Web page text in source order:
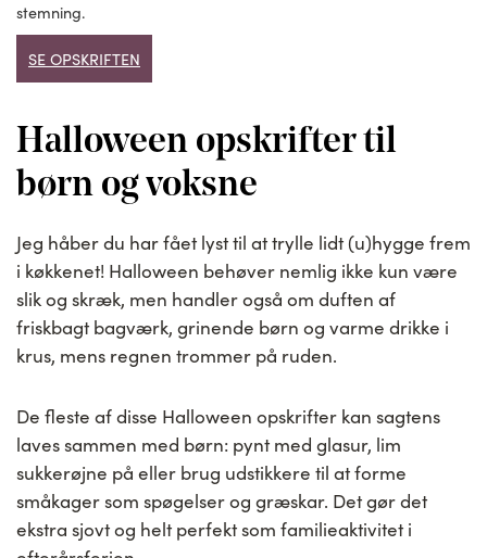
stemning.
SE OPSKRIFTEN
Halloween opskrifter til
børn og voksne
Jeg håber du har fået lyst til at trylle lidt (u)hygge frem
i køkkenet! Halloween behøver nemlig ikke kun være
slik og skræk, men handler også om duften af
friskbagt bagværk, grinende børn og varme drikke i
krus, mens regnen trommer på ruden.
De fleste af disse Halloween opskrifter kan sagtens
laves sammen med børn: pynt med glasur, lim
sukkerøjne på eller brug udstikkere til at forme
småkager som spøgelser og græskar. Det gør det
ekstra sjovt og helt perfekt som familieaktivitet i